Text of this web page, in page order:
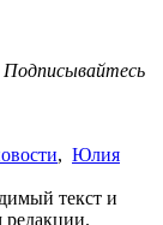
Подписывайтесь
, Юлия
текст и
редакции.